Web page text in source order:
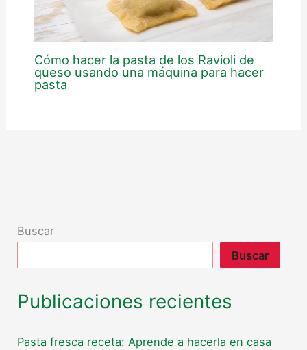
Cómo hacer la pasta de los Ravioli de
queso usando una máquina para hacer
pasta
Buscar
Buscar
Publicaciones recientes
Pasta fresca receta: Aprende a hacerla en casa